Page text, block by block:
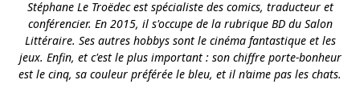
Stéphane Le Troëdec est spécialiste des comics, traducteur et
conférencier. En 2015, il s'occupe de la rubrique BD du Salon
Littéraire. Ses autres hobbys sont le cinéma fantastique et les
jeux. Enfin, et c'est le plus important : son chiffre porte-bonheur
est le cinq, sa couleur préférée le bleu, et il n’aime pas les chats.